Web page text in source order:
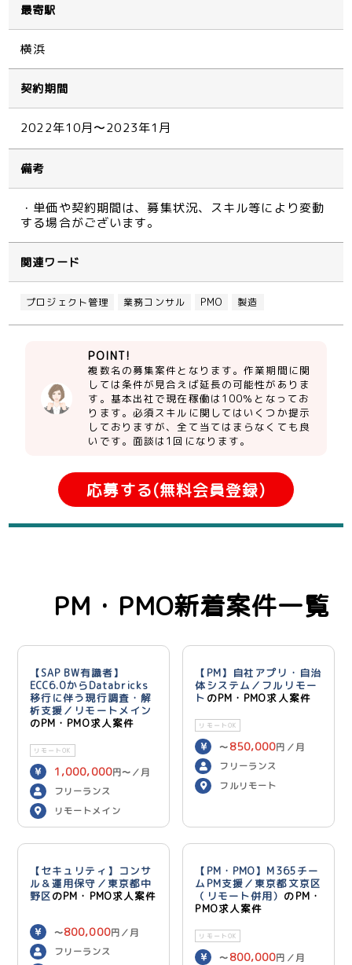
最寄駅
横浜
契約期間
2022年10月〜2023年1月
備考
・単価や契約期間は、募集状況、スキル等により変動
する場合がございます。
関連ワード
プロジェクト管理 業務コンサル PMO 製造
POINT!
複数名の募集案件となります。作業期間に関
しては条件が見合えば延長の可能性がありま
す。基本出社で現在稼働は100％となってお
ります。必須スキルに関してはいくつか提示
しておりますが、全て当てはまらなくても良
いです。面談は1回になります。
応募する(無料会員登録)
PM・PMO新着案件一覧
【SAP BW有識者】
ECC6.0からDatabricks
移行に伴う現行調査・解
析支援／リモートメイン
のPM・PMO求人案件
リモートOK
1,000,000円〜／月
フリーランス
リモートメイン
【PM】自社アプリ・自治
体システム／フルリモー
ト のPM・PMO求人案件
リモートOK
〜 850,000円／月
フリーランス
フルリモート
【セキュリティ】コンサ
ル＆運用保守／東京都中
野区のPM・PMO求人案件
〜800,000円／月
フリーランス
【PM・PMO】M365チー
ムPM支援／東京都文京区
（リモート併用） のPM・
PMO求人案件
リモートOK
〜 800,000円／月